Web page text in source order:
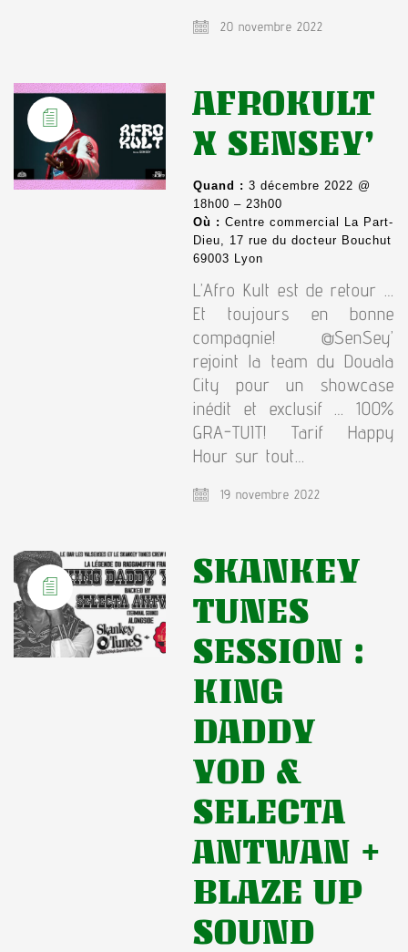
20 novembre 2022
AFROKULT
X SENSEY’
Quand : 3 décembre 2022 @
18h00 – 23h00
Où : Centre commercial La Part-
Dieu, 17 rue du docteur Bouchut
69003 Lyon
L’Afro Kult est de retour …
Et toujours en bonne
compagnie! @SenSey’
rejoint la team du Douala
City pour un showcase
inédit et exclusif … 100%
GRA-TUIT! Tarif Happy
Hour sur tout…
19 novembre 2022
SKANKEY
TUNES
SESSION :
KING
DADDY
YOD &
SELECTA
ANTWAN +
BLAZE UP
SOUND